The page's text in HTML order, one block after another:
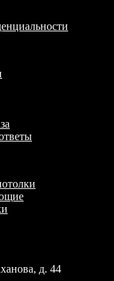
д. 44